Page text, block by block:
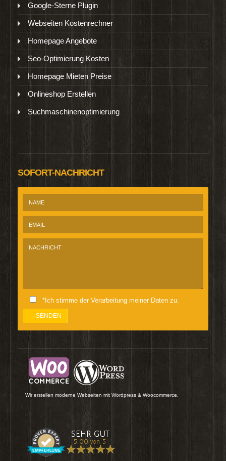
Google-Sterne Plugin
Webseiten Kostenrechner
Homepage Angebote
Seo-Optimierung Kosten
Homepage Mieten Preise
Onlineshop Erstellen
Suchmaschinenoptimierung
SOFORT-NACHRICHT
*Ich stimme der Verarbeitung meiner Daten zu.
Wir erstellen moderne Webseiten mit Wordpress & Woocommerce.